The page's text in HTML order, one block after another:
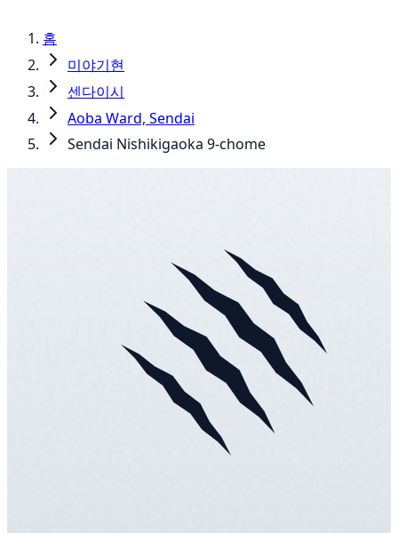
홈
미야기현
센다이시
Aoba Ward, Sendai
Sendai Nishikigaoka 9-chome